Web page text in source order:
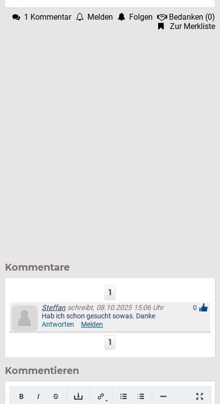
1 Kommentar Melden Folgen Bedanken (0)
Zur Merkliste
Kommentare
1
Steffanschreibt, 08.10.2025 15:06 Uhr
0
Hab ich schon gesucht sowas. Danke
Antworten
Melden
1
Kommentieren